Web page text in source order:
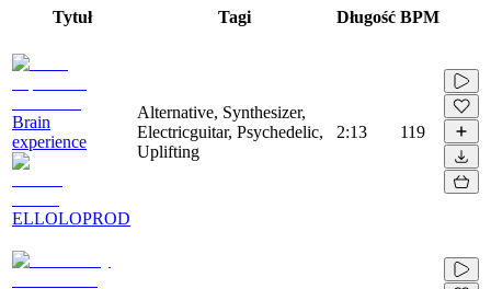
Tytuł Tagi Długość BPM
Brain
experience
ELLOLOPROD
Alternative, Synthesizer,
Electricguitar, Psychedelic,
Uplifting
2:13 119